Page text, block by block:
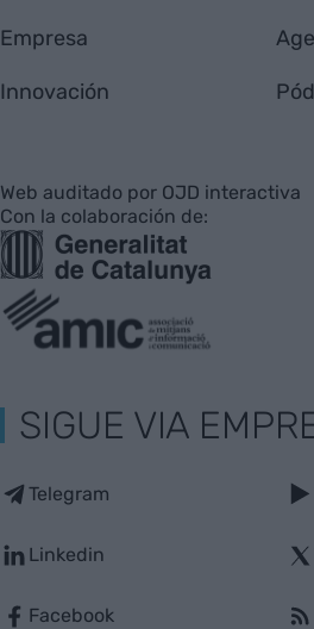
Empresa
Innovación
Web auditado por OJD interactiva
Con la colaboración de:
SIGUE VIA
Telegram
Linkedin
Facebook